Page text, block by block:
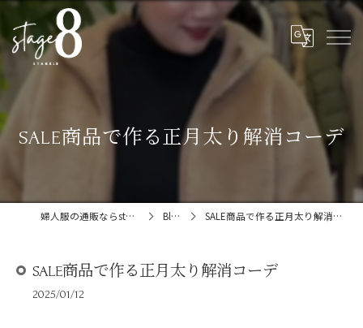
SALE商品で作る正月太り解消コーデ
婦人服の通販ならstage:8 Blog SALE商品で作る正月太り解消コーデ
SALE商品で作る正月太り解消コーデ
2025/01/12